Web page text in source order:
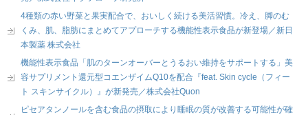
4種類の赤い野菜と果実配合で、おいしく続ける美活習慣。冷え、脚のむ
くみ、肌、脂肪にまとめてアプローチする機能性表示食品が新登場／新日
本製薬 株式会社
機能性表示食品「肌のターンオーバーとうるおい維持をサポートする」美
容サプリメント還元型コエンザイムQ10を配合『feat. Skin cycle（フィー
ト スキンサイクル）』が新発売／株式会社Quon
ピセアタンノールを含む食品の摂取により睡眠の質が改善する可能性が確